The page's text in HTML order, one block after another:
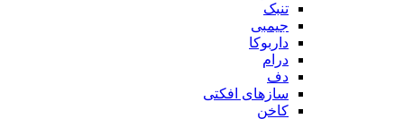
تنبک
جیمبی
داربوکا
درام
دف
سازهای افکتی
کاخن